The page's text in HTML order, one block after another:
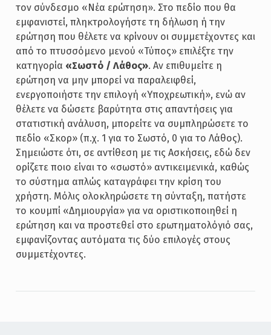
τον σύνδεσμο «Νέα ερώτηση». Στο πεδίο που θα
εμφανιστεί, πληκτρολογήστε τη δήλωση ή την
ερώτηση που θέλετε να κρίνουν οι συμμετέχοντες και
από το πτυσσόμενο μενού «Τύπος» επιλέξτε την
κατηγορία «Σωστό / Λάθος». Αν επιθυμείτε η
ερώτηση να μην μπορεί να παραλειφθεί,
ενεργοποιήστε την επιλογή «Υποχρεωτική», ενώ αν
θέλετε να δώσετε βαρύτητα στις απαντήσεις για
στατιστική ανάλυση, μπορείτε να συμπληρώσετε το
πεδίο «Σκορ» (π.χ. 1 για το Σωστό, 0 για το Λάθος).
Σημειώστε ότι, σε αντίθεση με τις Ασκήσεις, εδώ δεν
ορίζετε ποιο είναι το «σωστό» αντικειμενικά, καθώς
το σύστημα απλώς καταγράφει την κρίση του
χρήστη. Μόλις ολοκληρώσετε τη σύνταξη, πατήστε
το κουμπί «Δημιουργία» για να οριστικοποιηθεί η
ερώτηση και να προστεθεί στο ερωτηματολόγιό σας,
εμφανίζοντας αυτόματα τις δύο επιλογές στους
συμμετέχοντες.